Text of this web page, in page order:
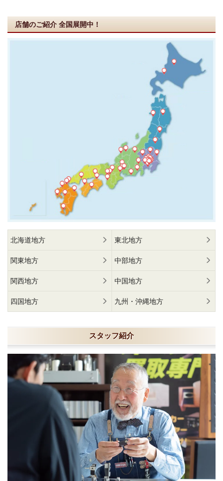
店舗のご紹介 全国展開中！
北海道地方 東北地方
関東地方 中部地方
関西地方 中国地方
四国地方 九州・沖縄地方
スタッフ紹介